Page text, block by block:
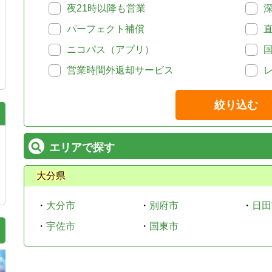
夜21時以降も営業
パーフェクト補償
ニコパス（アプリ）
営業時間外返却サービス
絞り込む
エリアで探す
大分県
・ 大分市 ・ 別府市 ・ 日
・ 宇佐市 ・ 国東市